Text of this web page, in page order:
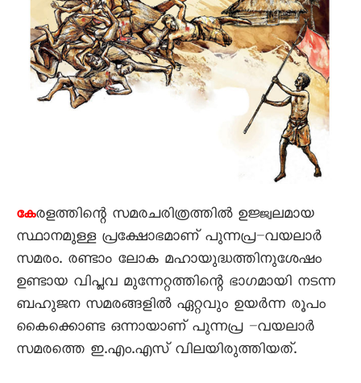
കേരളത്തിന്റെ സമരചരിത്രത്തില്‍ ഉജ്ജ്വലമായ
സ്ഥാനമുള്ള പ്രക്ഷോഭമാണ് പുന്നപ്ര–വയലാര്‍
സമരം. രണ്ടാം ലോക മഹായുദ്ധത്തിനുശേഷം
ഉണ്ടായ വിപ്ലവ മുന്നേറ്റത്തിന്റെ ഭാഗമായി നടന്ന
ബഹുജന സമരങ്ങളില്‍ ഏറ്റവും ഉയര്‍ന്ന രൂപം
കൈക്കൊണ്ട ഒന്നായാണ് പുന്നപ്ര –വയലാര്‍
സമരത്തെ ഇ.എം.എസ് വിലയിരുത്തിയത്.